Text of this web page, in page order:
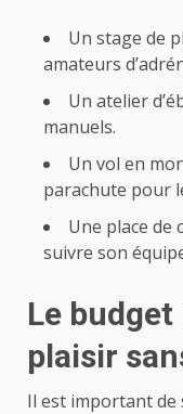
Un stage de
amateurs
Un atelier
manuels.
Un vol en
parachute pour
Une place
suivre son
Le
plaisir
Il est important de